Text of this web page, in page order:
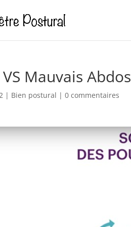
Mauvais Abdos
| Bien postural |0 commentaires